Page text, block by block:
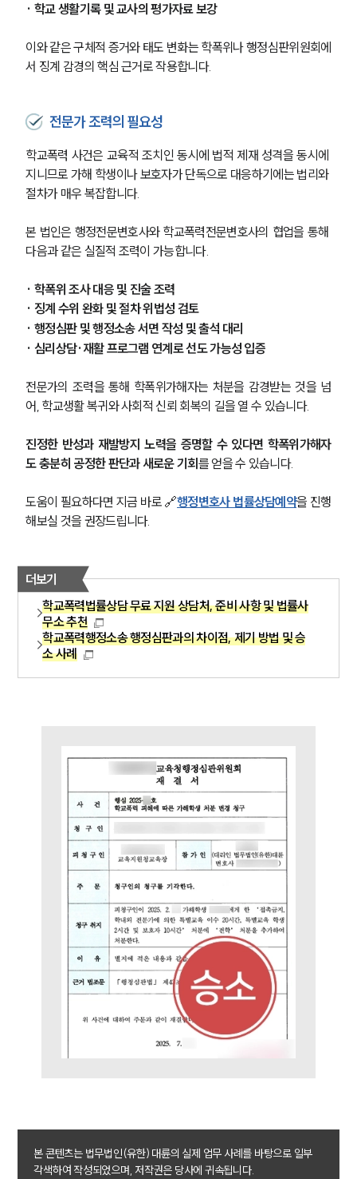
업무분야
구성원 소개
행정전문변호사
소식/자료
공지사항
법률 블로그
법률서식
뉴스레터/브로슈어
세미나
대륜법률상담예약
대륜법률상담예약
· 학교 생활기록 및 교사의 평가자료 보강
이와 같은 구체적 증거와 태도 변화는 학폭위나 행정심판위원회에
서 징계 감경의 핵심 근거로 작용합니다.
전문가 조력의 필요성
학교폭력 사건은 교육적 조치인 동시에 법적 제재 성격을 동시에
지니므로 가해 학생이나 보호자가 단독으로 대응하기에는 법리와
절차가 매우 복잡합니다.
본 법인은 행정전문변호사와 학교폭력전문변호사의 협업을 통해
다음과 같은 실질적 조력이 가능합니다.
· 학폭위 조사 대응 및 진술 조력
· 징계 수위 완화 및 절차 위법성 검토
· 행정심판 및 행정소송 서면 작성 및 출석 대리
· 심리상담·재활 프로그램 연계로 선도 가능성 입증
전문가의 조력을 통해 학폭위가해자는 처분을 감경받는 것을 넘
어, 학교생활 복귀와 사회적 신뢰 회복의 길을 열 수 있습니다.
진정한 반성과 재발방지 노력을 증명할 수 있다면 학폭위가해자
도 충분히 공정한 판단과 새로운 기회를 얻을 수 있습니다.
도움이 필요하다면 지금 바로 🔗행정변호사 법률상담예약을 진행
해보실 것을 권장드립니다.
더보기
학교폭력법률상담 무료 지원 상담처, 준비 사항 및 법률사
무소 추천
학교폭력행정소송 행정심판과의 차이점, 제기 방법 및 승
소 사례
본 콘텐츠는 법무법인(유한) 대륜의 실제 업무 사례를 바탕으로 일부
각색하여 작성되었으며, 저작권은 당사에 귀속됩니다.